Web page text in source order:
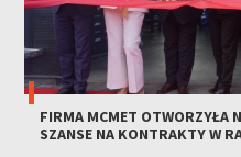
FIRMA MCMET OTWORZYŁA
SZANSE NA KONTRAKTY W